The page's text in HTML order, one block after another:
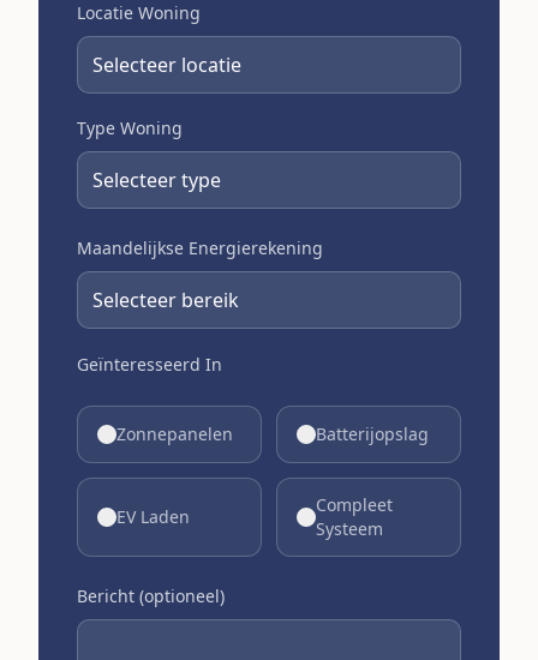
Locatie Woning
Type Woning
Maandelijkse Energierekening
Geïnteresseerd In
Zonnepanelen Batterijopslag
EV Laden
Compleet
Systeem
Bericht (optioneel)